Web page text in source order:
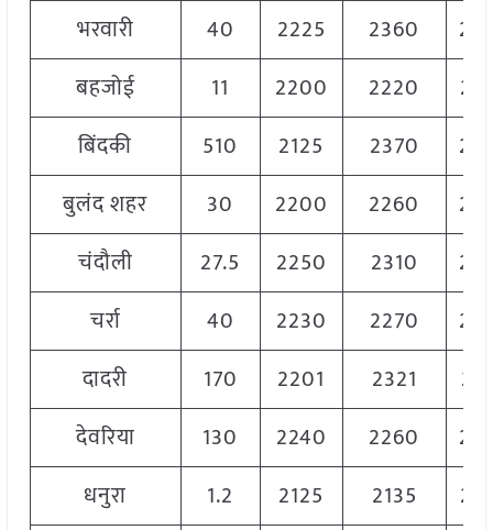
भरवारी
40 2225 2360
बहजोई
11 2200 2220
बिंदकी
510 2125 2370
बुलंद शहर
30 2200 2260
चंदौली
27.5 2250 2310
चर्रा
40 2230 2270
दादरी
170 2201 2321
देवरिया
130 2240 2260
धनुरा
1.2 2125 2135